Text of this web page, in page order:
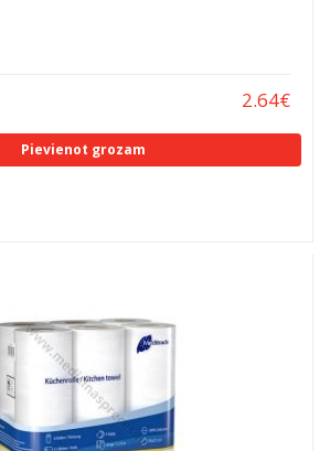
2.64€
Pievienot grozam